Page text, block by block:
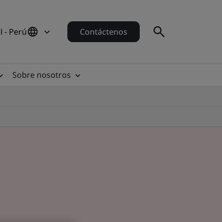
- Perú Contáctenos
Sobre nosotros